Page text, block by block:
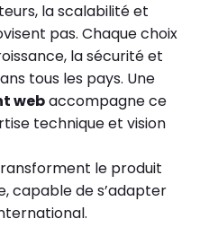
la scalabilité et
pas. Chaque choix
la sécurité et
tous les pays. Une
webaccompagne ce
technique et vision
le produit
capable de s’adapter